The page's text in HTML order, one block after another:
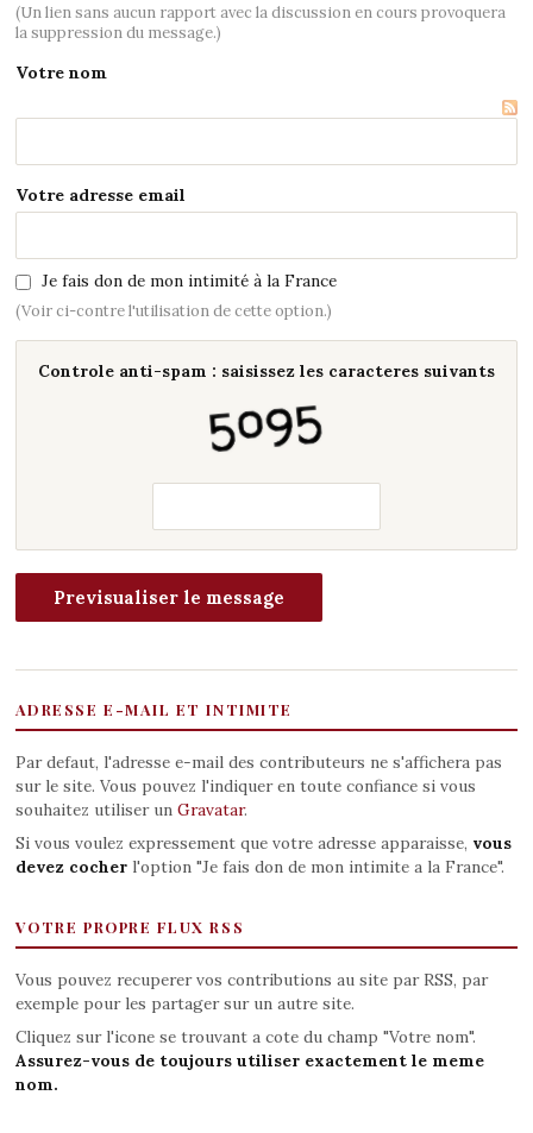
(Un lien sans aucun rapport avec la discussion en cours provoquera
la suppression du message.)
Votre nom
Votre adresse email
Je fais don de mon intimité à la France
(Voir ci-contre l'utilisation de cette option.)
Controle anti-spam : saisissez les caracteres suivants
ADRESSE E-MAIL ET INTIMITE
Par defaut, l'adresse e-mail des contributeurs ne s'affichera pas
sur le site. Vous pouvez l'indiquer en toute confiance si vous
souhaitez utiliser un Gravatar.
Si vous voulez expressement que votre adresse apparaisse, vous
devez cocherl'option "Je fais don de mon intimite a la France".
VOTRE PROPRE FLUX RSS
Vous pouvez recuperer vos contributions au site par RSS, par
exemple pour les partager sur un autre site.
Cliquez sur l'icone se trouvant a cote du champ "Votre nom".
Assurez-vous de toujours utiliser exactement le meme
nom.